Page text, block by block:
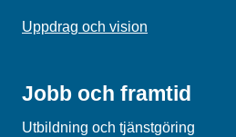
Uppdrag och vision
Jobb och framtid
Utbildning och tjänstgöring